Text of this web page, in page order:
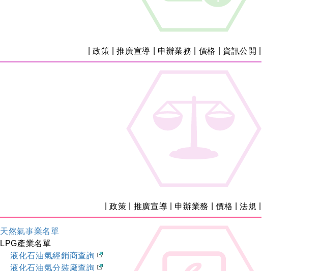
政策 |推廣宣導 申辦業務 價格 資訊公開
|政策 推廣宣導 申辦業務 價格 |法規
天然氣事業名單
LPG產業名單
液化石油氣經銷商查詢
液化石油氣分裝廠查詢